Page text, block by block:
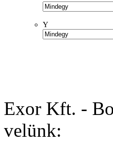
Y
Exor Kft. -
velünk: